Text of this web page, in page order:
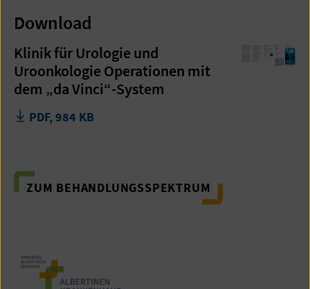
Download
Klinik für Urologie und
Uroonkologie Operationen mit
dem „da Vinci“-System
PDF, 984 KB
ZUM BEHANDLUNGSSPEKTRUM